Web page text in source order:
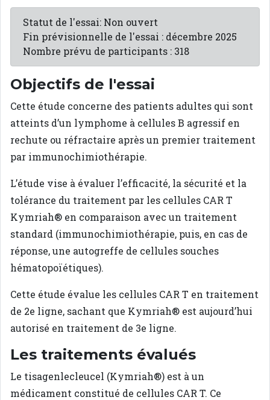
Statut de l'essai: Non ouvert
Fin prévisionnelle de l'essai : décembre 2025
Nombre prévu de participants : 318
Objectifs de l'essai
Cette étude concerne des patients adultes qui sont
atteints d’un lymphome à cellules B agressif en
rechute ou réfractaire après un premier traitement
par immunochimiothérapie.
L’étude vise à évaluer l’efficacité, la sécurité et la
tolérance du traitement par les cellules CAR T
Kymriah® en comparaison avec un traitement
standard (immunochimiothérapie, puis, en cas de
réponse, une autogreffe de cellules souches
hématopoïétiques).
Cette étude évalue les cellules CAR T en traitement
de 2e ligne, sachant que Kymriah® est aujourd’hui
autorisé en traitement de 3e ligne.
Les traitements évalués
Le tisagenlecleucel (Kymriah®) est à un
médicament constitué de cellules CAR T. Ce